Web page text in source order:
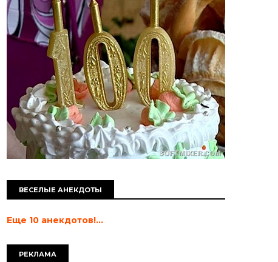
ВЕСЕЛЫЕ АНЕКДОТЫ
Еще 10 анекдотов!...
РЕКЛАМА